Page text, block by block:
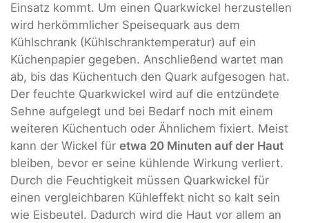
Einsatz kommt. Um einen Quarkwickel herzustellen
wird herkömmlicher Speisequark aus dem
Kühlschrank (Kühlschranktemperatur) auf ein
Küchenpapier gegeben. Anschließend wartet man
ab, bis das Küchentuch den Quark aufgesogen hat.
Der feuchte Quarkwickel wird auf die entzündete
Sehne aufgelegt und bei Bedarf noch mit einem
weiteren Küchentuch oder Ähnlichem fixiert. Meist
kann der Wickel für etwa 20 Minuten auf der Haut
bleiben, bevor er seine kühlende Wirkung verliert.
Durch die Feuchtigkeit müssen Quarkwickel für
einen vergleichbaren Kühleffekt nicht so kalt sein
wie Eisbeutel. Dadurch wird die Haut vor allem an